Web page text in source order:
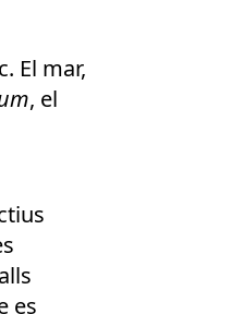
El mar,
, el
es